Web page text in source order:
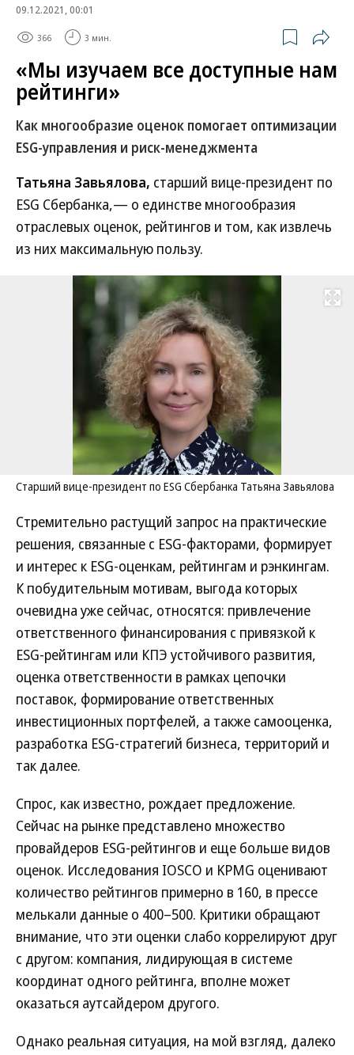
09.12.2021, 00:01
366 3 мин.
«Мы изучаем все доступные нам
рейтинги»
Как многообразие оценок помогает оптимизации
ESG-управления и риск-менеджмента
Татьяна Завьялова, старший вице-президент по
ESG Сбербанка,— о единстве многообразия
отраслевых оценок, рейтингов и том, как извлечь
из них максимальную пользу.
Развернуть
Старший вице-президент по ESG Сбербанка Татьяна Завьялова
Стремительно растущий запрос на практические
решения, связанные с ESG-факторами, формирует
и интерес к ESG-оценкам, рейтингам и рэнкингам.
К побудительным мотивам, выгода которых
очевидна уже сейчас, относятся: привлечение
ответственного финансирования с привязкой к
ESG-рейтингам или КПЭ устойчивого развития,
оценка ответственности в рамках цепочки
поставок, формирование ответственных
инвестиционных портфелей, а также самооценка,
разработка ESG-стратегий бизнеса, территорий и
так далее.
Спрос, как известно, рождает предложение.
Сейчас на рынке представлено множество
провайдеров ESG-рейтингов и еще больше видов
оценок. Исследования IOSCO и KPMG оценивают
количество рейтингов примерно в 160, в прессе
мелькали данные о 400–500. Критики обращают
внимание, что эти оценки слабо коррелируют друг
с другом: компания, лидирующая в системе
координат одного рейтинга, вполне может
оказаться аутсайдером другого.
Однако реальная ситуация, на мой взгляд, далеко